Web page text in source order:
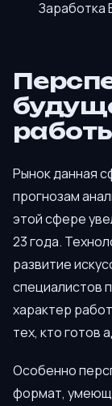
Заработка
Рынок данная
прогнозам
этой сфере
23 года.
развитие
специалистов
характер
тех, кто готов
Особенно
формат,